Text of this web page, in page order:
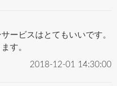
ービスはとてもいいです。
す。
2018-12-01 14:30:00